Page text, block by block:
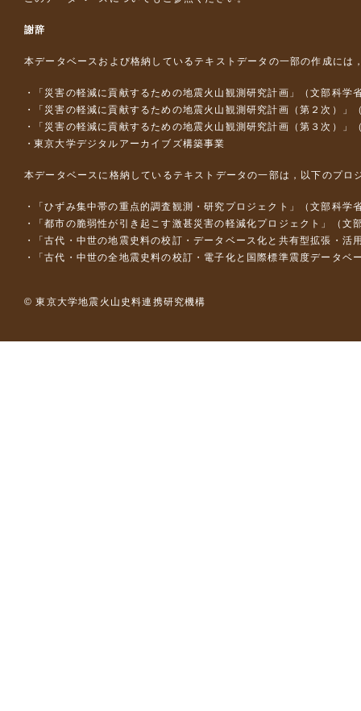
謝辞
本データベースおよび格納しているテキストデータの一部の作成には
「災害の軽減に貢献するための地震火山観測研究計画」（文部科学
「災害の軽減に貢献するための地震火山観測研究計画（第２次）」
「災害の軽減に貢献するための地震火山観測研究計画（第３次）」
東京大学デジタルアーカイブズ構築事業
本データベースに格納しているテキストデータの一部は，以下のプロ
「ひずみ集中帯の重点的調査観測・研究プロジェクト」（文部科
「都市の脆弱性が引き起こす激甚災害の軽減化プロジェクト」（
「古代・中世の地震史料の校訂・データベース化と共有型拡張・
「古代・中世の全地震史料の校訂・電子化と国際標準震度データ
© 東京大学地震火山史料連携研究機構